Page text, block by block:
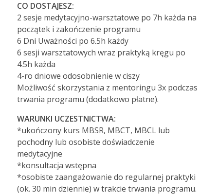
CO DOSTAJESZ:
2 sesje medytacyjno-warsztatowe po 7h każda na
początek i zakończenie programu
6 Dni Uważności po 6.5h każdy
6 sesji warsztatowych wraz praktyką kręgu po
4.5h każda
4-ro dniowe odosobnienie w ciszy
Możliwość skorzystania z mentoringu 3x podczas
trwania programu (dodatkowo płatne).
WARUNKI UCZESTNICTWA:
*ukończony kurs MBSR, MBCT, MBCL lub
pochodny lub osobiste doświadczenie
medytacyjne
*konsultacja wstępna
*osobiste zaangażowanie do regularnej praktyki
(ok. 30 min dziennie) w trakcie trwania programu.